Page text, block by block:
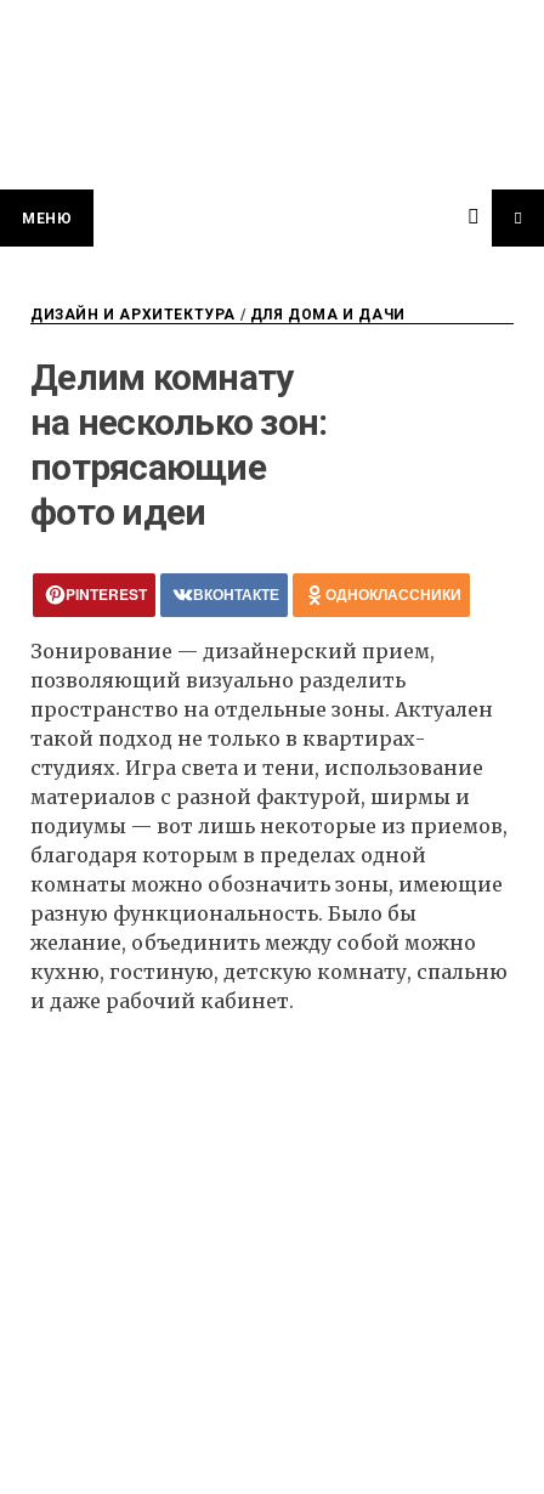
МЕНЮ
ДИЗАЙН И АРХИТЕКТУРА / ДЛЯ ДОМА И ДАЧИ
Делим комнату
на несколько зон:
потрясающие
фото идеи
PINTEREST ВКОНТАКТЕ ОДНОКЛАССНИКИ
Зонирование — дизайнерский прием,
позволяющий визуально разделить
пространство на отдельные зоны. Актуален
такой подход не только в квартирах-
студиях. Игра света и тени, использование
материалов с разной фактурой, ширмы и
подиумы — вот лишь некоторые из приемов,
благодаря которым в пределах одной
комнаты можно обозначить зоны, имеющие
разную функциональность. Было бы
желание, объединить между собой можно
кухню, гостиную, детскую комнату, спальню
и даже рабочий кабинет.